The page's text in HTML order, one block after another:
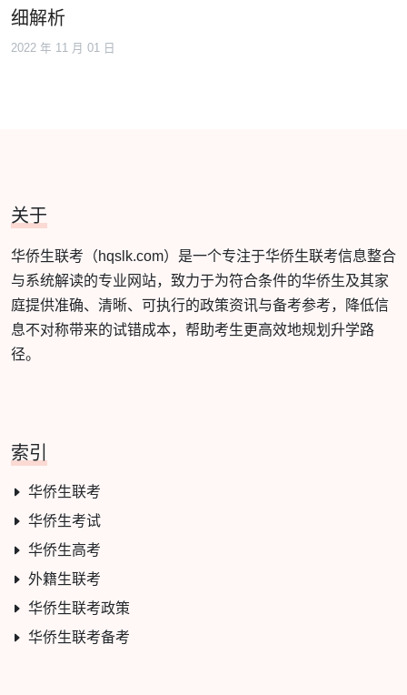
细解析
2022 年 11 月 01 日
关于
华侨生联考（hqslk.com）是一个专注于华侨生联考信息整合
与系统解读的专业网站，致力于为符合条件的华侨生及其家
庭提供准确、清晰、可执行的政策资讯与备考参考，降低信
息不对称带来的试错成本，帮助考生更高效地规划升学路
径。
索引
华侨生联考
华侨生考试
华侨生高考
外籍生联考
华侨生联考政策
华侨生联考备考